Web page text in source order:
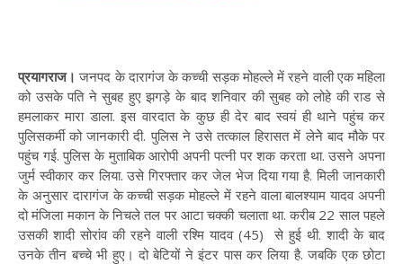
प्रयागराज। जनपद के दारागंज के कच्ची सड़क मोहल्ले में रहने वाली एक महिला
को उसके पति ने सुबह हुए झगड़े के बाद शनिवार की सुबह को लोहे की राड से
हमलाकर मारा डाला. इस वारदात के कुछ ही देर बाद स्वयं ही थाने पहुंच कर
पुलिसकर्मी को जानकारी दी. पुलिस ने उसे तत्काल हिरासत में लेनेे बाद मौके पर
पहुंच गई. पुलिस के मुताबिक आरोपी अपनी पत्नी पर शक करता था. उसने अपना
जुर्म स्वीकार कर लिया. उसे गिरफ्तार कर जेल भेज दिया गया है. मिली जानकारी
के अनुसार दारागंज के कच्ची सड़क मोहल्ले में रहने वाला बालश्याम यादव अपनी
दो मंजिला मकान के निचले तल पर आटा चक्की चलाता था. करीब 22 साल पहले
उसकी शादी सोरांव की रहने वाली रश्मि यादव (45) से हुई थी. शादी के बाद
उनके तीन बच्चे भी हुए। दो बेटियों ने इंटर पास कर लिया है. जबकि एक छोटा